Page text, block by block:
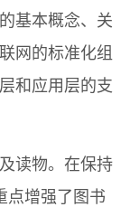
基本概念、关
网的标准化组
和应用层的支
读物。在保持
点增强了图书